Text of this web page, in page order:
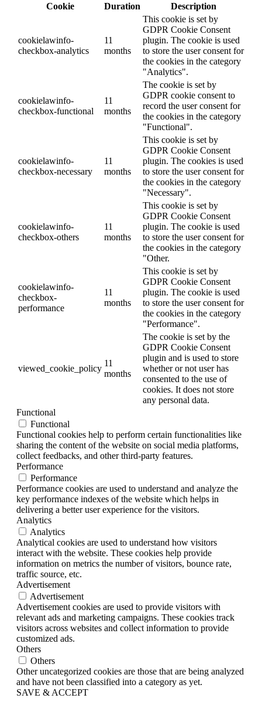
Cookie
Duration Description
cookielawinfo-
checkbox-analytics
11
months
This cookie is set by
GDPR Cookie Consent
plugin. The cookie is used
to store the user consent for
the cookies in the category
"Analytics".
cookielawinfo-
checkbox-functional
11
months
The cookie is set by
GDPR cookie consent to
record the user consent for
the cookies in the category
"Functional".
cookielawinfo-
checkbox-necessary
11
months
This cookie is set by
GDPR Cookie Consent
plugin. The cookies is used
to store the user consent for
the cookies in the category
"Necessary".
cookielawinfo-
checkbox-others
11
months
This cookie is set by
GDPR Cookie Consent
plugin. The cookie is used
to store the user consent for
the cookies in the category
"Other.
cookielawinfo-
checkbox-
performance
11
months
This cookie is set by
GDPR Cookie Consent
plugin. The cookie is used
to store the user consent for
the cookies in the category
"Performance".
viewed_cookie_policy
11
months
The cookie is set by the
GDPR Cookie Consent
plugin and is used to store
whether or not user has
consented to the use of
cookies. It does not store
any personal data.
Functional
Functional
Functional cookies help to perform certain functionalities like
sharing the content of the website on social media platforms,
collect feedbacks, and other third-party features.
Performance
Performance
Performance cookies are used to understand and analyze the
key performance indexes of the website which helps in
delivering a better user experience for the visitors.
Analytics
Analytics
Analytical cookies are used to understand how visitors
interact with the website. These cookies help provide
information on metrics the number of visitors, bounce rate,
traffic source, etc.
Advertisement
Advertisement
Advertisement cookies are used to provide visitors with
relevant ads and marketing campaigns. These cookies track
visitors across websites and collect information to provide
customized ads.
Others
Others
Other uncategorized cookies are those that are being analyzed
and have not been classified into a category as yet.
SAVE & ACCEPT